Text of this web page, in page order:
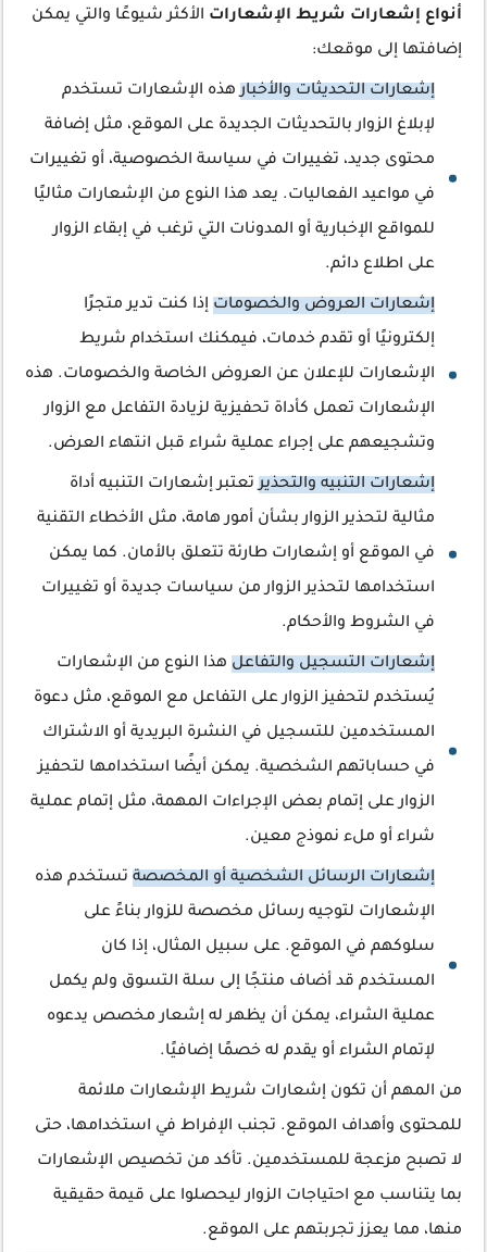
أنواع إشعارات شريط الإشعارات الأكثر شيوعًا والتي يمكن
إضافتها إلى موقعك:
إشعارات التحديثات والأخبارهذه الإشعارات تستخدم
لإبلاغ الزوار بالتحديثات الجديدة على الموقع، مثل إضافة
محتوى جديد، تغييرات في سياسة الخصوصية، أو تغييرات
في مواعيد الفعاليات. يعد هذا النوع من الإشعارات مثاليًا
للمواقع الإخبارية أو المدونات التي ترغب في إبقاء الزوار
على اطلاع دائم.
إشعارات العروض والخصومات إذا كنت تدير متجرًا
إلكترونيًا أو تقدم خدمات، فيمكنك استخدام شريط
الإشعارات للإعلان عن العروض الخاصة والخصومات. هذه
الإشعارات تعمل كأداة تحفيزية لزيادة التفاعل مع الزوار
وتشجيعهم على إجراء عملية شراء قبل انتهاء العرض.
إشعارات التنبيه والتحذيرتعتبر إشعارات التنبيه أداة
مثالية لتحذير الزوار بشأن أمور هامة، مثل الأخطاء التقنية
في الموقع أو إشعارات طارئة تتعلق بالأمان. كما يمكن
استخدامها لتحذير الزوار من سياسات جديدة أو تغييرات
في الشروط والأحكام.
إشعارات التسجيل والتفاعل هذا النوع من الإشعارات
يُستخدم لتحفيز الزوار على التفاعل مع الموقع، مثل دعوة
المستخدمين للتسجيل في النشرة البريدية أو الاشتراك
في حساباتهم الشخصية. يمكن أيضًا استخدامها لتحفيز
الزوار على إتمام بعض الإجراءات المهمة، مثل إتمام عملية
شراء أو ملء نموذج معين.
إشعارات الرسائل الشخصية أو المخصصة تستخدم هذه
الإشعارات لتوجيه رسائل مخصصة للزوار بناءً على
سلوكهم في الموقع. على سبيل المثال، إذا كان
المستخدم قد أضاف منتجًا إلى سلة التسوق ولم يكمل
عملية الشراء، يمكن أن يظهر له إشعار مخصص يدعوه
لإتمام الشراء أو يقدم له خصمًا إضافيًا.
من المهم أن تكون إشعارات شريط الإشعارات ملائمة
للمحتوى وأهداف الموقع. تجنب الإفراط في استخدامها، حتى
لا تصبح مزعجة للمستخدمين. تأكد من تخصيص الإشعارات
بما يتناسب مع احتياجات الزوار ليحصلوا على قيمة حقيقية
منها، مما يعزز تجربتهم على الموقع.